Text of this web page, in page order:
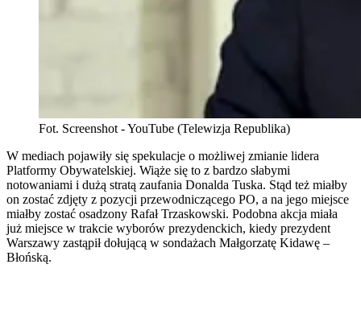
Fot. Screenshot - YouTube (Telewizja Republika)
W mediach pojawiły się spekulacje o możliwej zmianie lidera
Platformy Obywatelskiej. Wiąże się to z bardzo słabymi
notowaniami i dużą stratą zaufania Donalda Tuska. Stąd też miałby
on zostać zdjęty z pozycji przewodniczącego PO, a na jego miejsce
miałby zostać osadzony Rafał Trzaskowski. Podobna akcja miała
już miejsce w trakcie wyborów prezydenckich, kiedy prezydent
Warszawy zastąpił dołującą w sondażach Małgorzatę Kidawę –
Błońską.